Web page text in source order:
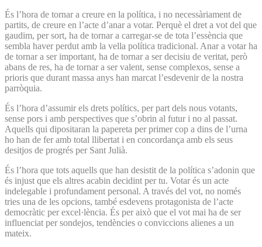
És l’hora de tornar a creure en la política, i no necessàriament de
partits, de creure en l’acte d’anar a votar. Perquè el dret a vot del que
gaudim, per sort, ha de tornar a carregar-se de tota l’essència que
sembla haver perdut amb la vella política tradicional. Anar a votar ha
de tornar a ser important, ha de tornar a ser decisiu de veritat, però
abans de res, ha de tornar a ser valent, sense complexos, sense a
prioris que durant massa anys han marcat l’esdevenir de la nostra
parròquia.
És l’hora d’assumir els drets polítics, per part dels nous votants,
sense pors i amb perspectives que s’obrin al futur i no al passat.
Aquells qui dipositaran la papereta per primer cop a dins de l’urna
ho han de fer amb total llibertat i en concordança amb els seus
desitjos de progrés per Sant Julià.
És l’hora que tots aquells que han desistit de la política s’adonin que
és injust que els altres acabin decidint per tu. Votar és un acte
indelegable i profundament personal. A través del vot, no només
tries una de les opcions, també esdevens protagonista de l’acte
democràtic per excel·lència. És per això que el vot mai ha de ser
influenciat per sondejos, tendències o conviccions alienes a un
mateix.